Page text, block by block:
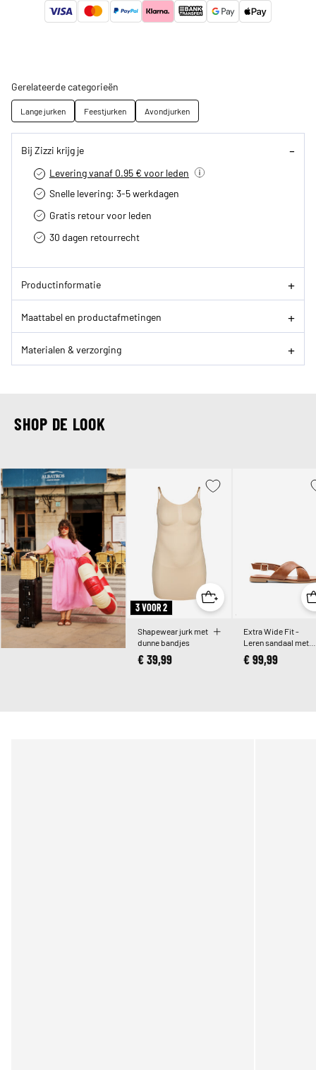
Gerelateerde categorieën
Lange jurken Feestjurken Avondjurken
Bij Zizzi krijg je
Levering vanaf 0.95 € voor leden
Snelle levering: 3-5 werkdagen
Gratis retour voor leden
30 dagen retourrecht­
Productinformatie
Maattabel en productafmetingen
Materialen & verzorging
SHOP DE LOOK
3 VOOR 2
Shapewear jurk met
dunne bandjes
€ 39,99
Extra Wide Fit -
Leren sandaal met
gekruiste bandjes
€ 99,99